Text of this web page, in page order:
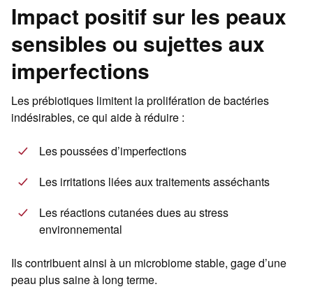
Impact positif sur les peaux
sensibles ou sujettes aux
imperfections
Les prébiotiques limitent la prolifération de bactéries
indésirables, ce qui aide à réduire :
Les poussées d’imperfections
Les irritations liées aux traitements asséchants
Les réactions cutanées dues au stress
environnemental
Ils contribuent ainsi à un microbiome stable, gage d’une
peau plus saine à long terme.